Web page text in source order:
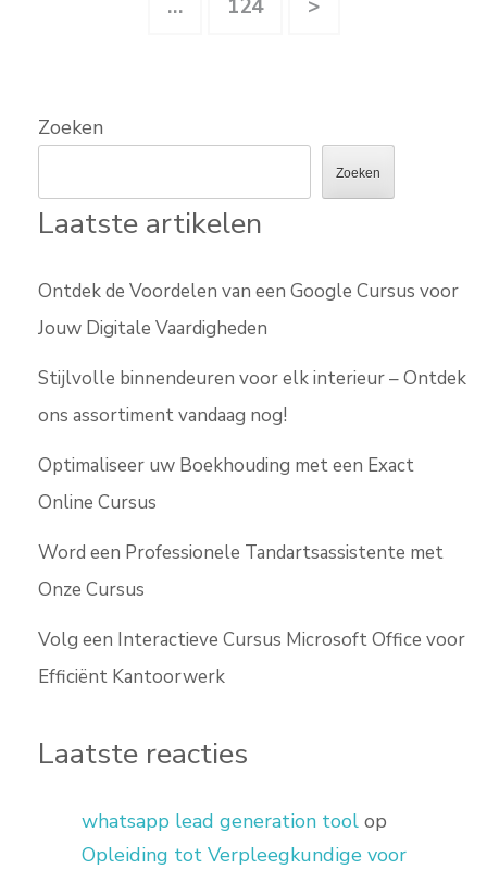
…
124 >
Zoeken
Zoeken
Laatste artikelen
Ontdek de Voordelen van een Google Cursus voor
Jouw Digitale Vaardigheden
Stijlvolle binnendeuren voor elk interieur – Ontdek
ons assortiment vandaag nog!
Optimaliseer uw Boekhouding met een Exact
Online Cursus
Word een Professionele Tandartsassistente met
Onze Cursus
Volg een Interactieve Cursus Microsoft Office voor
Efficiënt Kantoorwerk
Laatste reacties
whatsapp lead generation tool op
Opleiding tot Verpleegkundige voor